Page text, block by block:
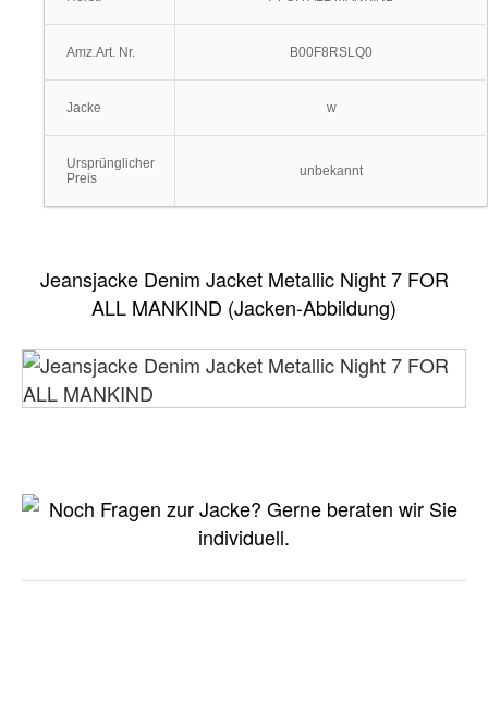
Amz.Art. Nr. B00F8RSLQ0
Jacke w
Ursprünglicher
Preis
unbekannt
Jeansjacke Denim Jacket Metallic Night 7 FOR
ALL MANKIND (Jacken-Abbildung)